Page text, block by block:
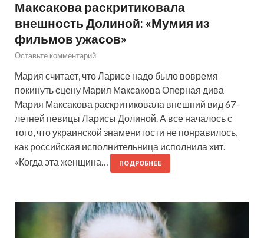
Максакова раскритиковала
внешность Долиной: «Мумия из
фильмов ужасов»
Оставьте комментарий
Мария считает, что Ларисе надо было вовремя
покинуть сцену Мария Максакова Оперная дива
Мария Максакова раскритиковала внешний вид 67-
летней певицы Ларисы Долиной. А все началось с
того, что украинской знаменитости не понравилось,
как российская исполнительница исполнила хит.
«Когда эта женщина…
ПОДРОБНЕЕ